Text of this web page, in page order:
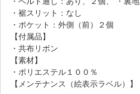
・裾スリット：なし
・ポケット：外側（前）２個
【付属品】
・共布リボン
【素材】
・ポリエステル１００％
【メンテナンス（絵表示ラベル）】